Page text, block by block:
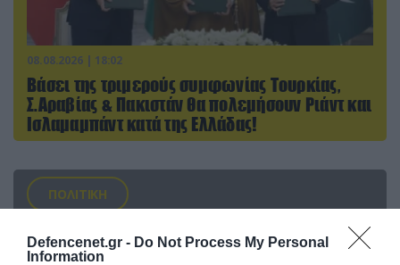
Defencenet.gr - Do Not Process My Personal
Information
08.08.2026 | 18:02
Βάσει της τριμερούς συμφωνίας Τουρκίας,
Σ.Αραβίας & Πακιστάν θα πολεμήσουν Ριάντ και
Ισλαμαμπάντ κατά της Ελλάδας!
ΠΟΛΙΤΙΚΗ